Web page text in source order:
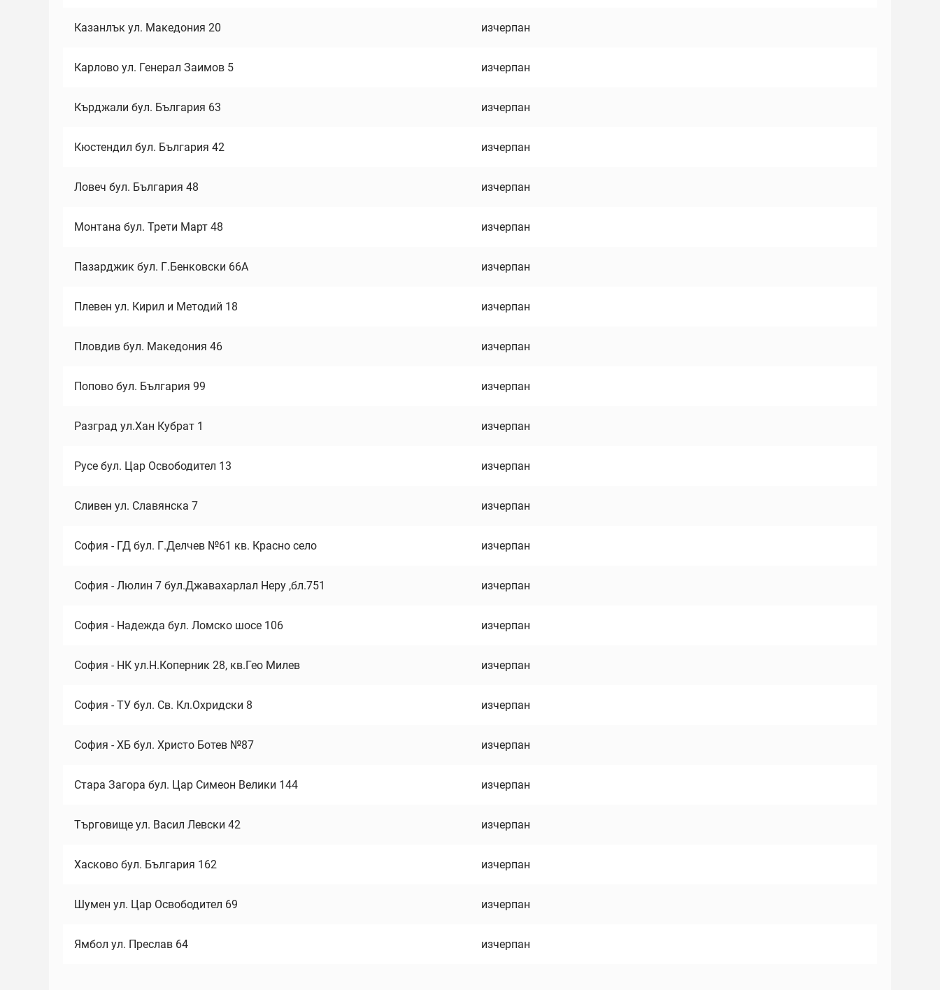
Казанлък ул. Македония 20 изчерпан
Карлово ул. Генерал Заимов 5 изчерпан
Кърджали бул. България 63 изчерпан
Кюстендил бул. България 42 изчерпан
Ловеч бул. България 48 изчерпан
Монтана бул. Трети Март 48 изчерпан
Пазарджик бул. Г.Бенковски 66А изчерпан
Плевен ул. Кирил и Методий 18 изчерпан
Пловдив бул. Македония 46 изчерпан
Попово бул. България 99 изчерпан
Разград ул.Хан Кубрат 1 изчерпан
Русе бул. Цар Освободител 13 изчерпан
Сливен ул. Славянска 7 изчерпан
София - ГД бул. Г.Делчев №61 кв. Красно село изчерпан
София - Люлин 7 бул.Джавахарлал Неру ,бл.751 изчерпан
София - Надежда бул. Ломско шосе 106 изчерпан
София - НК ул.Н.Коперник 28, кв.Гео Милев изчерпан
София - ТУ бул. Св. Кл.Охридски 8 изчерпан
София - ХБ бул. Христо Ботев №87 изчерпан
Стара Загора бул. Цар Симеон Велики 144 изчерпан
Търговище ул. Васил Левски 42 изчерпан
Хасково бул. България 162 изчерпан
Шумен ул. Цар Освободител 69 изчерпан
Ямбол ул. Преслав 64 изчерпан